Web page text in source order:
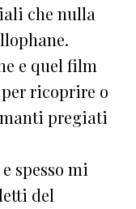
che nulla
e quel film
ricoprire o
pregiati
spesso mi
del